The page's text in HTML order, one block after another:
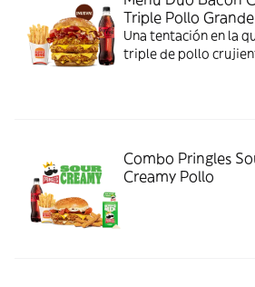
Triple Pollo Grande
Una tentación en la
triple de pollo
crujientes lonchas
Combo Pringles
Creamy Pollo